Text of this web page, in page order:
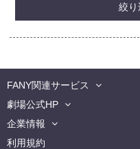
絞り
FANY関連サービス
劇場公式HP
企業情報
利用規約